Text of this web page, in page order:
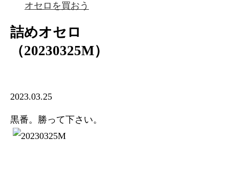
オセロを買おう
詰めオセロ
（20230325M）
2023.03.25
黒番。勝って下さい。